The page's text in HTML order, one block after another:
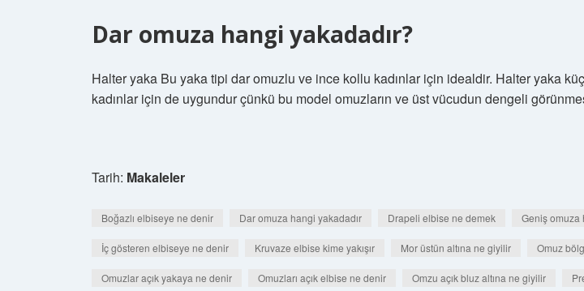
Dar omuza hangi yakadadır?
Halter yaka Bu yaka tipi dar omuzlu ve ince kollu kadınlar için idealdir. Halter yaka
kadınlar için de uygundur çünkü bu model omuzların ve üst vücudun dengeli
Tarih: Makaleler
Boğazlı elbiseye ne denir Dar omuza hangi yakadadır Drapeli elbise ne demek Geniş omuza
İç gösteren elbiseye ne denir Kruvaze elbise kime yakışır Mor üstün altına ne giyilir Omuz
Omuzlar açık yakaya ne denir Omuzları açık elbise ne denir Omzu açık bluz altına ne giyilir